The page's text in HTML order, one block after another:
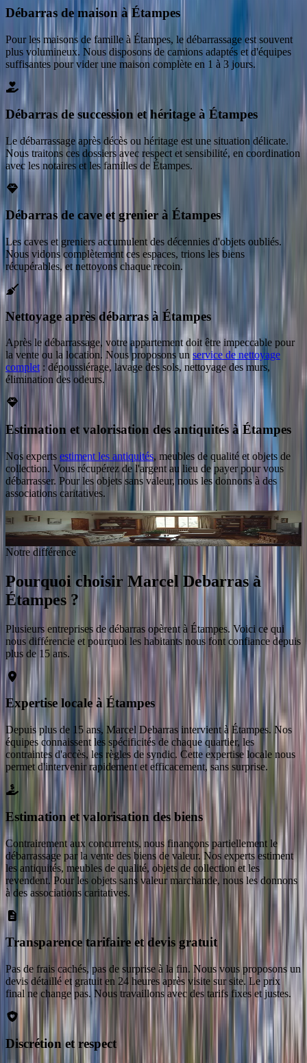
Débarras de maison à Étampes
Pour les maisons de famille à Étampes, le débarrassage est souvent
plus volumineux. Nous disposons de camions adaptés et d'équipes
suffisantes pour vider une maison complète en 1 à 3 jours.
Débarras de succession et héritage à Étampes
Le débarrassage après décès ou héritage est une situation délicate.
Nous traitons ces dossiers avec respect et sensibilité, en coordination
avec les notaires et les familles de Étampes.
Débarras de cave et grenier à Étampes
Les caves et greniers accumulent des décennies d'objets oubliés.
Nous vidons complètement ces espaces, trions les biens
récupérables, et nettoyons chaque recoin.
Nettoyage après débarras à Étampes
Après le débarrassage, votre appartement doit être impeccable pour
la vente ou la location. Nous proposons un service de nettoyage
complet : dépoussiérage, lavage des sols, nettoyage des murs,
élimination des odeurs.
Estimation et valorisation des antiquités à Étampes
Nos experts estiment les antiquités, meubles de qualité et objets de
collection. Vous récupérez de l'argent au lieu de payer pour vous
débarrasser. Pour les objets sans valeur, nous les donnons à des
associations caritatives.
Intervention en 48 h après validation du devisà Étampes
Demander un devis gratuit
Notre différence
Pourquoi choisir Marcel Debarrasà
Étampes ?
Plusieurs entreprises de débarras opèrent à Étampes. Voici ce qui
nous différencie et pourquoi les habitants nous font confiance depuis
plus de 15 ans.
Expertise locale à Étampes
Depuis plus de 15 ans, Marcel Debarras intervient à Étampes. Nos
équipes connaissent les spécificités de chaque quartier, les
contraintes d'accès, les règles de syndic. Cette expertise locale nous
permet d'intervenir rapidement et efficacement, sans surprise.
Estimation et valorisation des biens
Contrairement aux concurrents, nous finançons partiellement le
débarrassage par la vente des biens de valeur. Nos experts estiment
les antiquités, meubles de qualité, objets de collection et les
revendent. Pour les objets sans valeur marchande, nous les donnons
à des associations caritatives.
Transparence tarifaire et devis gratuit
Pas de frais cachés, pas de surprise à la fin. Nous vous proposons un
devis détaillé et gratuit en 24 heures après visite sur site. Le prix
final ne change pas. Nous travaillons avec des tarifs fixes et justes.
Discrétion et respect